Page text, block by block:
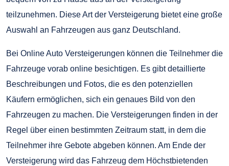
teilzunehmen. Diese Art der Versteigerung bietet eine große
Auswahl an Fahrzeugen aus ganz Deutschland.
Bei Online Auto Versteigerungen können die Teilnehmer die
Fahrzeuge vorab online besichtigen. Es gibt detaillierte
Beschreibungen und Fotos, die es den potenziellen
Käufern ermöglichen, sich ein genaues Bild von den
Fahrzeugen zu machen. Die Versteigerungen finden in der
Regel über einen bestimmten Zeitraum statt, in dem die
Teilnehmer ihre Gebote abgeben können. Am Ende der
Versteigerung wird das Fahrzeug dem Höchstbietenden